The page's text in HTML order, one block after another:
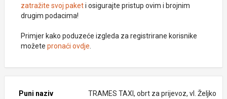
zatražite svoj paketi osigurajte pristup ovim i brojnim
drugim podacima!
Primjer kako poduzeće izgleda za registrirane korisnike
možete pronaći ovdje
Puni naziv
TRAMES TAXI, obrt za prijevoz, vl. Željko